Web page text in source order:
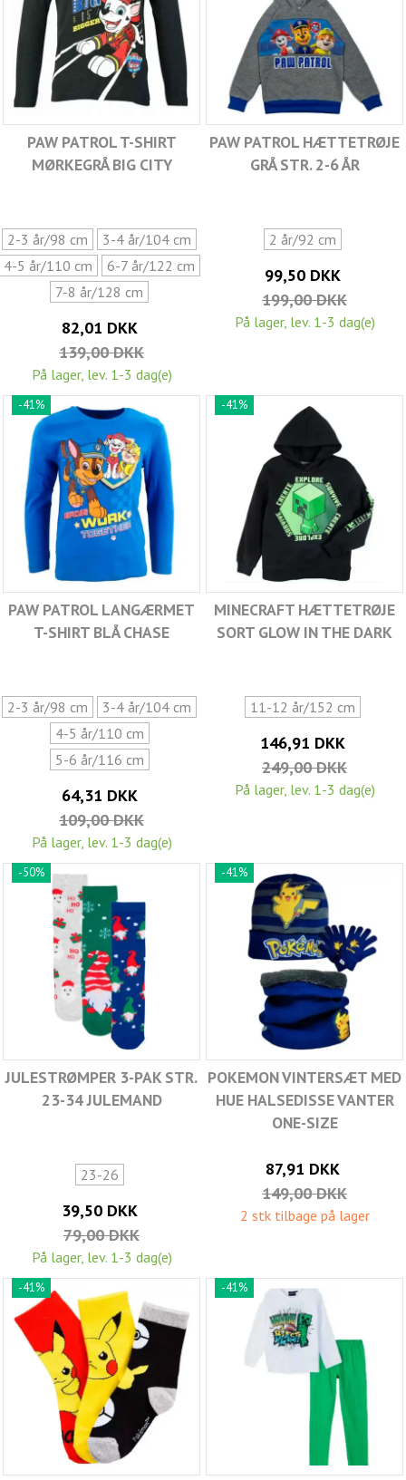
PAW PATROL T-SHIRT
MØRKEGRÅ BIG CITY
2-3 år/98 cm
3-4 år/104 cm
4-5 år/110 cm
6-7 år/122 cm
7-8 år/128 cm
82,01 DKK
139,00 DKK
På lager, lev. 1-3 dag(e)
PAW PATROL HÆTTETRØJE
GRÅ STR. 2-6 ÅR
2 år/92 cm
99,50 DKK
199,00 DKK
På lager, lev. 1-3 dag(e)
-41%
PAW PATROL LANGÆRMET
T-SHIRT BLÅ CHASE
2-3 år/98 cm
3-4 år/104 cm
4-5 år/110 cm
5-6 år/116 cm
64,31 DKK
109,00 DKK
På lager, lev. 1-3 dag(e)
-41%
MINECRAFT HÆTTETRØJE
SORT GLOW IN THE DARK
11-12 år/152 cm
146,91 DKK
249,00 DKK
På lager, lev. 1-3 dag(e)
-50%
JULESTRØMPER 3-PAK STR.
23-34 JULEMAND
23-26
39,50 DKK
79,00 DKK
På lager, lev. 1-3 dag(e)
-41%
POKEMON VINTERSÆT MED
HUE HALSEDISSE VANTER
ONE-SIZE
87,91 DKK
149,00 DKK
2 stk tilbage på lager
-41% -41%